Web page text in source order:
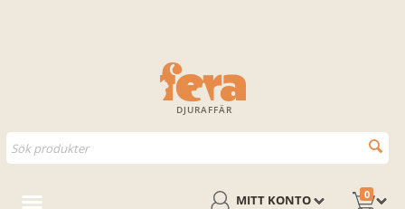
DJURAFFÄR
0
MITT KONTO